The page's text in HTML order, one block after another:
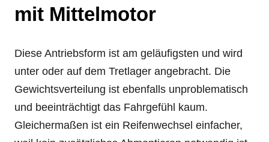
mit Mittelmotor
Diese Antriebsform ist am geläufigsten und wird
unter oder auf dem Tretlager angebracht. Die
Gewichtsverteilung ist ebenfalls unproblematisch
und beeinträchtigt das Fahrgefühl kaum.
Gleichermaßen ist ein Reifenwechsel einfacher,